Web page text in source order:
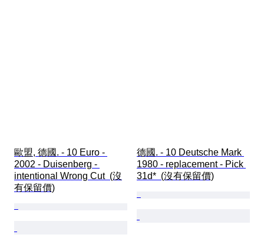
歐盟, 德國. - 10 Euro -
2002 - Duisenberg -
intentional Wrong Cut  (沒
有保留價)
德國. - 10 Deutsche Mark
1980 - replacement - Pick
31d*  (沒有保留價)